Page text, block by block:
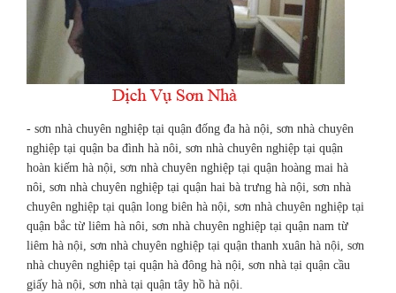
- sơn nhà chuyên nghiệp tại quận đống đa hà nội, sơn nhà chuyên
nghiệp tại quận ba đình hà nôi, sơn nhà chuyên nghiệp tại quận
hoàn kiếm hà nội, sơn nhà chuyên nghiệp tại quận hoàng mai hà
nôi, sơn nhà chuyên nghiệp tại quận hai bà trưng hà nội, sơn nhà
chuyên nghiệp tại quận long biên hà nội, sơn nhà chuyên nghiệp tại
quận bắc từ liêm hà nôi, sơn nhà chuyên nghiệp tại quận nam từ
liêm hà nội, sơn nhà chuyên nghiệp tại quận thanh xuân hà nội, sơn
nhà chuyên nghiệp tại quận hà đông hà nội, sơn nhà tại quận cầu
giấy hà nội, sơn nhà tại quận tây hồ hà nội.